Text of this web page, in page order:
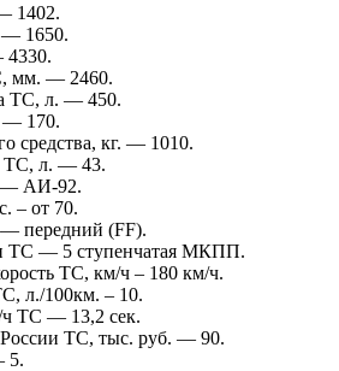
1402.
1650.
мм. — 2460.
ТС, л. — 450.
— 170.
средства, кг. — 1010.
ТС, л. — 43.
— АИ-92.
– от 70.
передний (FF).
ТС — 5 ступенчатая МКПП.
ТС, км/ч – 180 км/ч.
л./100км. – 10.
ч ТС — 13,2 сек.
ТС, тыс. руб. — 90.
5.